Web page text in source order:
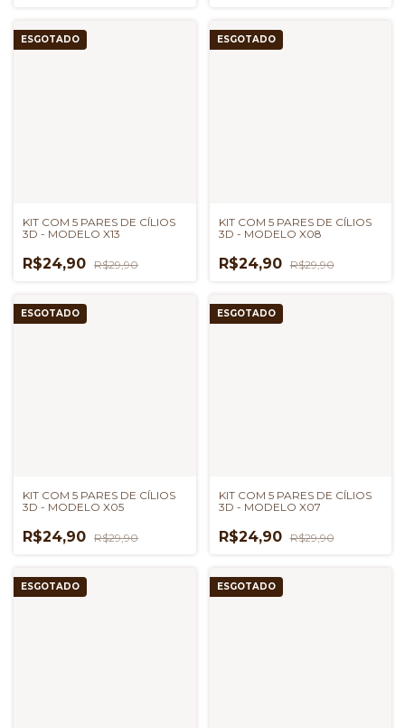
ESGOTADO
KIT COM 5 PARES DE CÍLIOS
3D - MODELO X13
R$24,90 R$29,90
ESGOTADO
KIT COM 5 PARES DE CÍLIOS
3D - MODELO X08
R$24,90 R$29,90
ESGOTADO
KIT COM 5 PARES DE CÍLIOS
3D - MODELO X05
R$24,90 R$29,90
ESGOTADO
KIT COM 5 PARES DE CÍLIOS
3D - MODELO X07
R$24,90 R$29,90
ESGOTADO ESGOTADO